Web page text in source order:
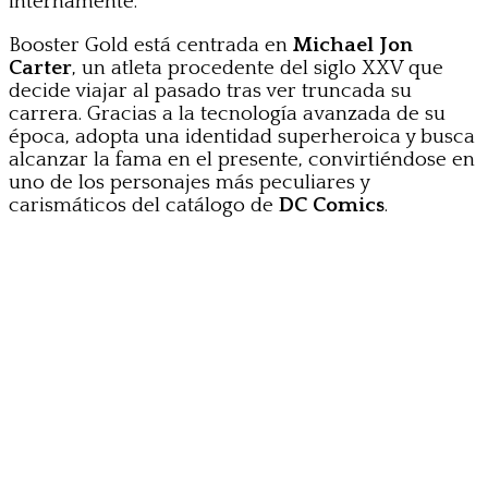
Booster Gold está centrada en Michael Jon
Carter, un atleta procedente del siglo XXV que
decide viajar al pasado tras ver truncada su
carrera. Gracias a la tecnología avanzada de su
época, adopta una identidad superheroica y busca
alcanzar la fama en el presente, convirtiéndose en
uno de los personajes más peculiares y
carismáticos del catálogo de DC Comics.